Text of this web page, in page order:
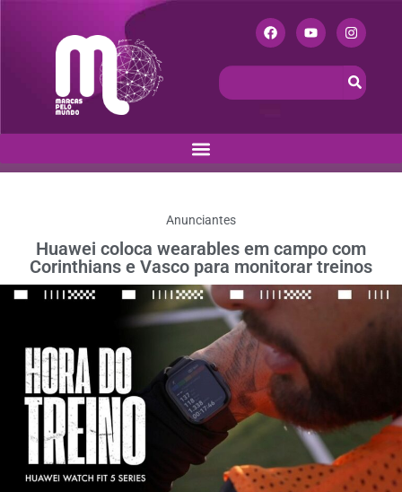
Anunciantes
Huawei coloca wearables em campo com
Corinthians e Vasco para monitorar treinos